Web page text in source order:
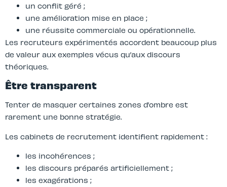
un conflit géré ;
une amélioration mise en place ;
une réussite commerciale ou opérationnelle.
Les recruteurs expérimentés accordent beaucoup plus
de valeur aux exemples vécus qu’aux discours
théoriques.
Être transparent
Tenter de masquer certaines zones d’ombre est
rarement une bonne stratégie.
Les cabinets de recrutement identifient rapidement :
les incohérences ;
les discours préparés artificiellement ;
les exagérations ;